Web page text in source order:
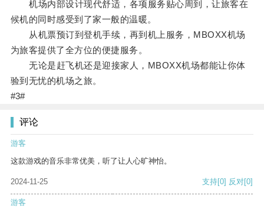
机场内部设计现代舒适，各项服务贴心周到，让旅客在
候机的同时感受到了家一般的温暖。
从机票预订到登机手续，再到机上服务，MBOXX机场
为旅客提供了全方位的便捷服务。
无论是赶飞机还是迎接家人，MBOXX机场都能让你体
验到无忧的机场之旅。
#3#
评论
游客
这款游戏的音乐非常优美，听了让人心旷神怡。
2024-11-25 支持[0] 反对[0]
游客